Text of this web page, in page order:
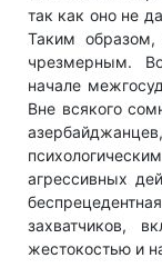
так как оно не
Таким
чрезмерным.
начале
Вне всякого
агрессивных
захватчиков,
жестокостью и